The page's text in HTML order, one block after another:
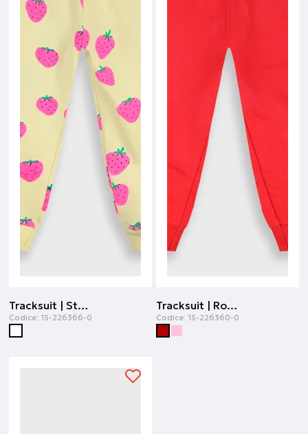
Tracksuit | Stampa all over
Codice: 15-226366-0
Tracksuit | Rosso
Codice: 15-226360-0